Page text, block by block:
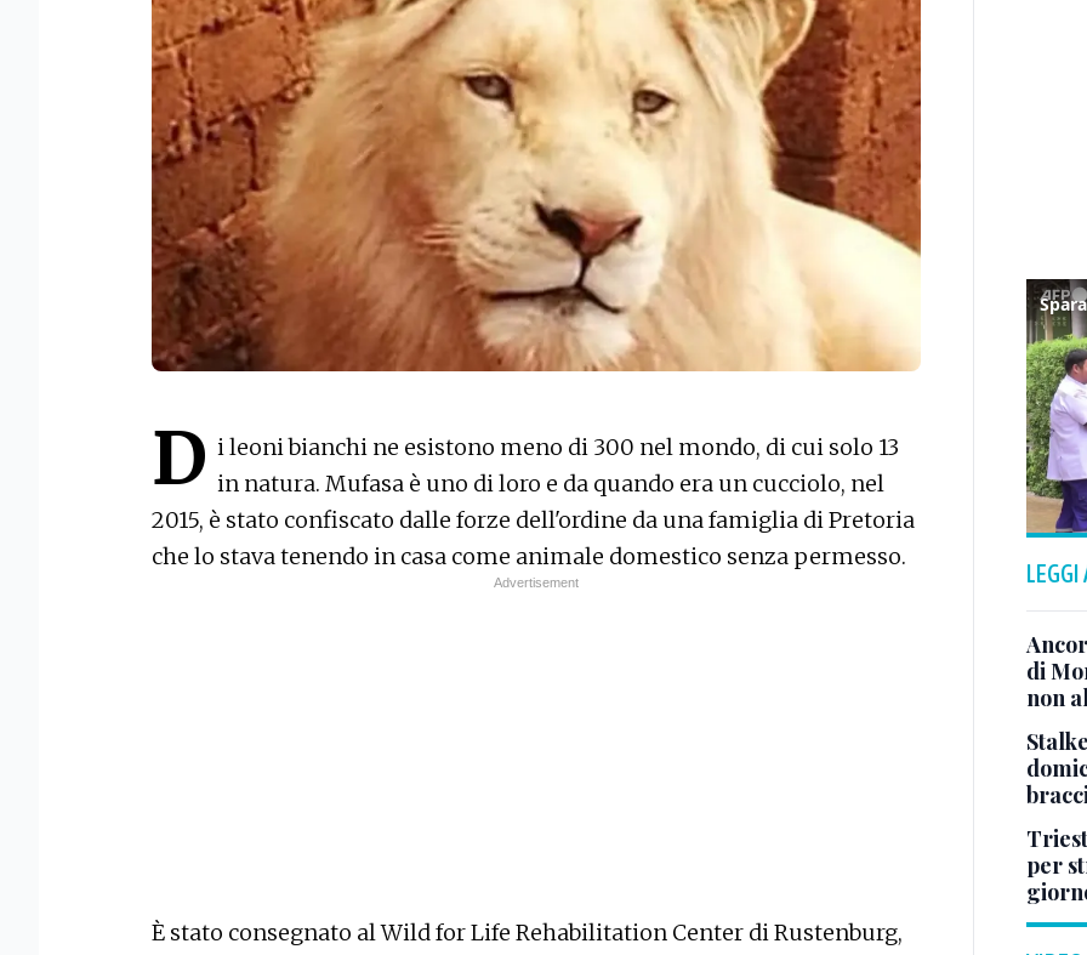
D i leoni bianchi ne esistono meno di 300 nel mondo, di cui solo 13
in natura. Mufasa è uno di loro e da quando era un cucciolo, nel
2015, è stato confiscato dalle forze dell'ordine da una famiglia di Pretoria
che lo stava tenendo in casa come animale domestico senza permesso.
È stato consegnato al Wild for Life Rehabilitation Center di Rustenburg,
LEGGI
di
non
per